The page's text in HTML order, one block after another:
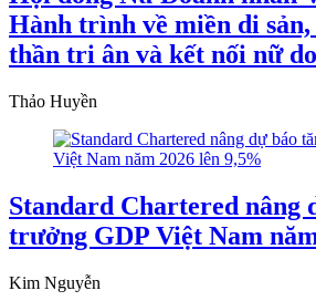
Hành trình về miền di
thần tri ân và kết nối nữ
Thảo Huyền
Standard Chartered nâng
trưởng GDP Việt Nam
Kim Nguyễn